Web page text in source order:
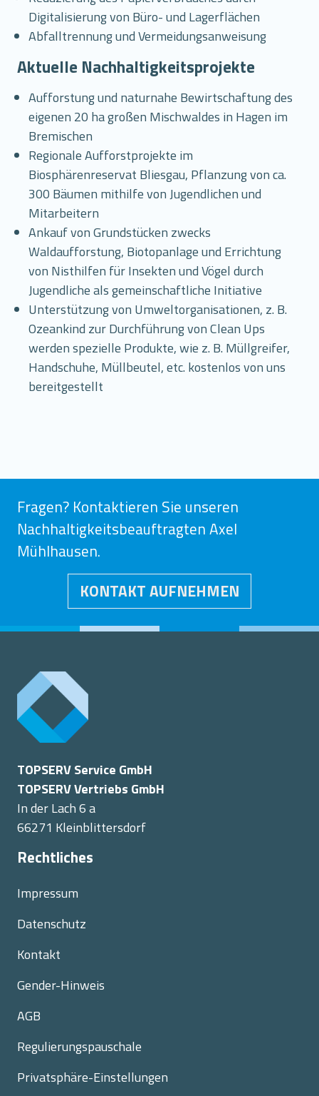
Digitalisierung von Büro- und Lagerflächen
Abfalltrennung und Vermeidungsanweisung
Aktuelle Nachhaltigkeitsprojekte
Aufforstung und naturnahe Bewirtschaftung des
eigenen 20 ha großen Mischwaldes in Hagen im
Bremischen
Regionale Aufforstprojekte im
Biosphärenreservat Bliesgau, Pflanzung von ca.
300 Bäumen mithilfe von Jugendlichen und
Mitarbeitern
Ankauf von Grundstücken zwecks
Waldaufforstung, Biotopanlage und Errichtung
von Nisthilfen für Insekten und Vögel durch
Jugendliche als gemeinschaftliche Initiative
Unterstützung von Umweltorganisationen, z. B.
Ozeankind zur Durchführung von Clean Ups
werden spezielle Produkte, wie z. B. Müllgreifer,
Handschuhe, Müllbeutel, etc. kostenlos von uns
bereitgestellt
Fragen? Kontaktieren Sie unseren
Nachhaltigkeitsbeauftragten Axel
Mühlhausen.
KONTAKT AUFNEHMEN
TOPSERV Service GmbH
TOPSERV Vertriebs GmbH
In der Lach 6 a
66271 Kleinblittersdorf
Rechtliches
Impressum
Datenschutz
Kontakt
Gender-Hinweis
AGB
Regulierungspauschale
Privatsphäre-Einstellungen